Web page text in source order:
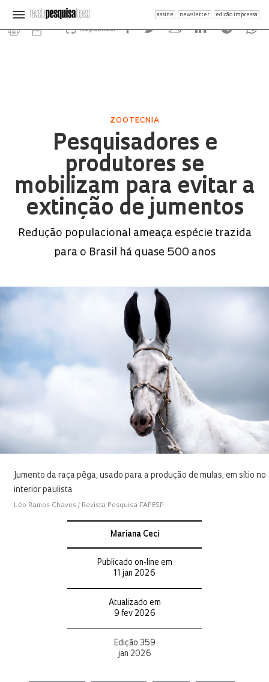
assine newsletter edição impressa
Republicar
ZOOTECNIA
Pesquisadores e
produtores se
mobilizam para evitar a
extinção de jumentos
Redução populacional ameaça espécie trazida
para o Brasil há quase 500 anos
Jumento da raça pêga, usado para a produção de mulas, em sítio no
interior paulista
Léo Ramos Chaves / Revista Pesquisa FAPESP
Mariana Ceci
Publicado on-line em
11 jan 2026
Atualizado em
9 fev 2026
Edição 359
jan 2026